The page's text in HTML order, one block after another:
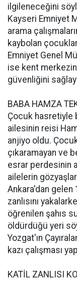
ilgileneceğini
Kayseri Emniyet
arama
kaybolan
Emniyet Genel
ise kent
güvenliğini
BABA HAMZA
Çocuk hasretiyle
ailesinin reisi
anjiyo oldu.
çıkaramayan ve
esrar perdesinin
ailelerin
Ankara'dan gelen
zanlısını
öğrenilen şahıs
öldürdüğü yeri
Yozgat'ın
kazı çalışması
KATİL ZANLISI